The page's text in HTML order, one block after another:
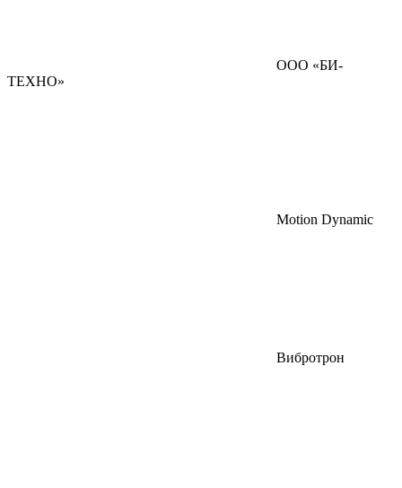
ООО «БИ-
ТЕХНО»
Motion Dynamic
Вибротрон